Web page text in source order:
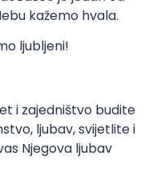
kažemo hvala.
ljubljeni!
i zajedništvo budite
ljubav, svijetlite i
Njegova ljubav